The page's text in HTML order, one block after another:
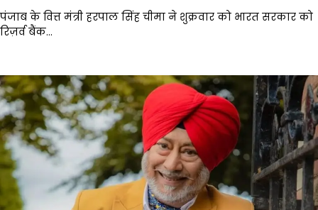
पंजाब के वित्त मंत्री हरपाल सिंह चीमा ने शुक्रवार को भारत सरकार को
रिज़र्व बैंक…